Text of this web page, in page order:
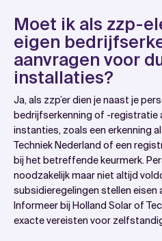
Moet ik als zzp-
eigen
aanvragen voor
installaties?
Ja, als zzp’er dien je naast je
bedrijfserkenning of -registratie
instanties, zoals een erkenning
Techniek Nederland of een
bij het betreffende keurmerk.
noodzakelijk maar niet altijd
subsidieregelingen stellen eisen
Informeer bij Holland Solar of
exacte vereisten voor